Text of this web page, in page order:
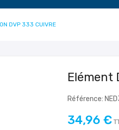
DVP 333 CUIVRE
Elément
Référence:
34,96 €